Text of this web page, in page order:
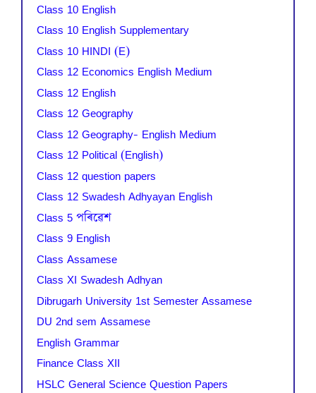
Class 10 English
Class 10 English Supplementary
Class 10 HINDI (E)
Class 12 Economics English Medium
Class 12 English
Class 12 Geography
Class 12 Geography- English Medium
Class 12 Political (English)
Class 12 question papers
Class 12 Swadesh Adhyayan English
Class 5 পৰিৱেশ
Class 9 English
Class Assamese
Class XI Swadesh Adhyan
Dibrugarh University 1st Semester Assamese
DU 2nd sem Assamese
English Grammar
Finance Class XII
HSLC General Science Question Papers